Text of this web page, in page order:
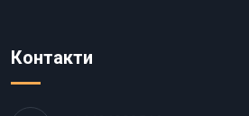
Контакти